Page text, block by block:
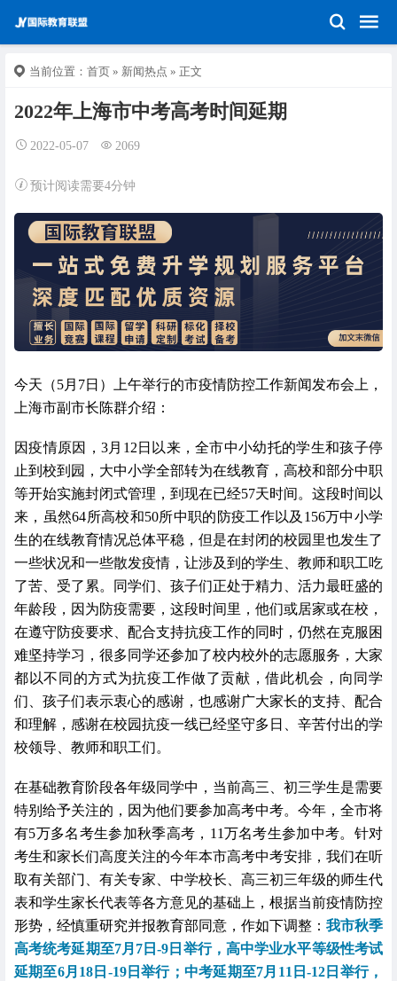
当前位置： 首页 » 新闻热点 » 正文
2022年上海市中考高考时间延期
2022-05-07 2069
预计阅读需要4分钟
今天（5月7日）上午举行的市疫情防控工作新闻发布会上，
上海市副市长陈群介绍：
因疫情原因， 3月 12 日以来，全市中小幼托的学生和孩子停
止到校到园，大中小学全部转为在线教育，高校和部分中职
等开始实施封闭式管理，到现在已经57天时间。这段时间以
来，虽然64所高校和50所中职的防疫工作以及 156万中小学
生的在线教育情况总体平稳，但是在封闭的校园里也发生了
一些状况和一些散发疫情，让涉及到的学生、教师和职工吃
了苦、受了累。同学们、孩子们正处于精力、活力最旺盛的
年龄段，因为防疫需要，这段时间里，他们或居家或在校，
在遵守防疫要求、配合支持抗疫工作的同时，仍然在克服困
难坚持学习，很多同学还参加了校内校外的志愿服务，大家
都以不同的方式为抗疫工作做了贡献，借此机会，向同学
们、孩子们表示衷心的感谢，也感谢广大家长的支持、配合
和理解，感谢在校园抗疫一线已经坚守多日、辛苦付出的学
校领导、教师和职工们。
在基础教育阶段各年级同学中，当前高三、初三学生是需要
特别给予关注的，因为他们要参加高考中考。今年，全市将
有5万多名考生参加秋季高考， 11万名考生参加中考。针对
考生和家长们高度关注的今年本市高考中考安排，我们在听
取有关部门、有关专家、中学校长、高三初三年级的师生代
表和学生家长代表等各方意见的基础上，根据当前疫情防控
形势，经慎重研究并报教育部同意，作如下调整： 我市秋季
高考统考延期至7月 7 日-9 日举行，高中学业水平等级性考试
延期至6月 18 日 -19日举行；中考延期至7月 11 日-12 日举行，